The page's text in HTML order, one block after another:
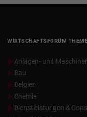
WIRTSCHAFTSFORUM
Anlagen- und
Bau
Belgien
Chemie
Dienstleistungen &